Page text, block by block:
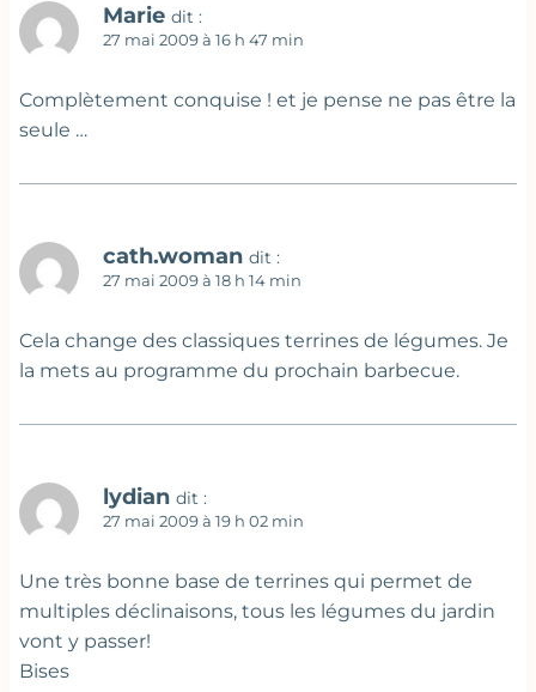
Marie dit :
27 mai 2009 à 16 h 47 min
Complètement conquise ! et je pense ne pas être la
seule …
cath.woman dit :
27 mai 2009 à 18 h 14 min
Cela change des classiques terrines de légumes. Je
la mets au programme du prochain barbecue.
lydian dit :
27 mai 2009 à 19 h 02 min
Une très bonne base de terrines qui permet de
multiples déclinaisons, tous les légumes du jardin
vont y passer!
Bises